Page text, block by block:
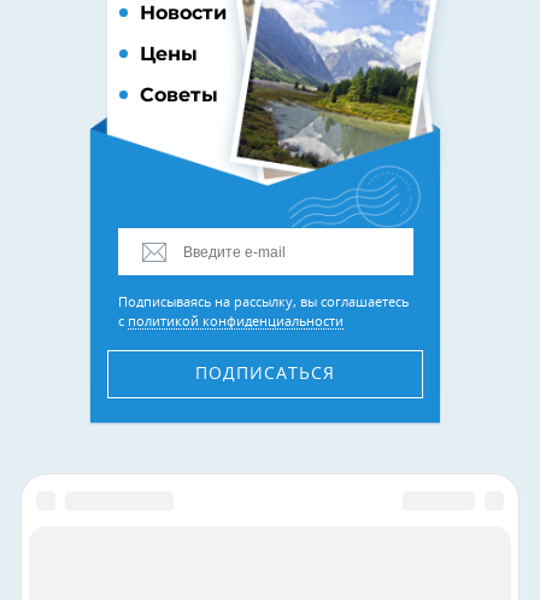
Новости
Цены
Советы
Подписываясь на рассылку, вы соглашаетесь
с политикой конфиденциальности
ПОДПИСАТЬСЯ